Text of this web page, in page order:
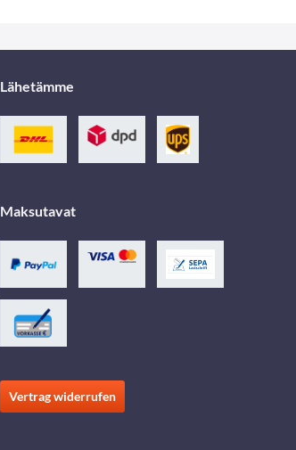
Lähetämme
Maksutavat
Vertrag widerrufen